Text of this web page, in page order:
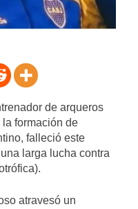
de arqueros
formación de
falleció este
larga lucha contra
atravesó un